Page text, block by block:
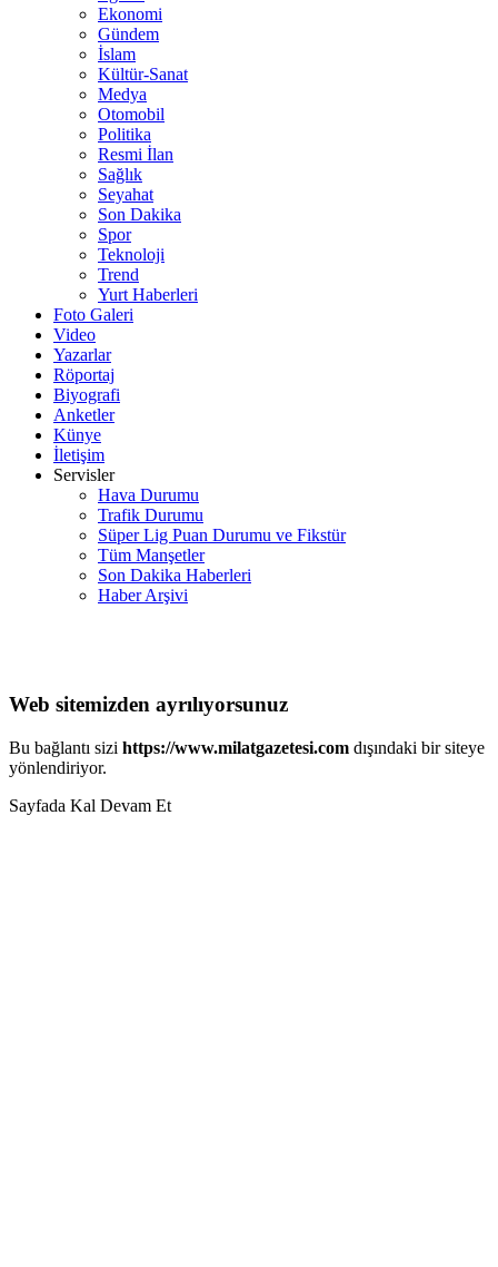
Ekonomi
Gündem
İslam
Kültür-Sanat
Medya
Otomobil
Politika
Resmi İlan
Sağlık
Seyahat
Son Dakika
Spor
Teknoloji
Trend
Yurt Haberleri
Foto Galeri
Video
Yazarlar
Röportaj
Biyografi
Anketler
Künye
İletişim
Servisler
Hava Durumu
Trafik Durumu
Süper Lig Puan Durumu ve Fikstür
Tüm Manşetler
Son Dakika Haberleri
Haber Arşivi
Web sitemizden ayrılıyorsunuz
Bu bağlantı sizi https://www.milatgazetesi.com dışındaki bir siteye
yönlendiriyor.
Sayfada Kal Devam Et